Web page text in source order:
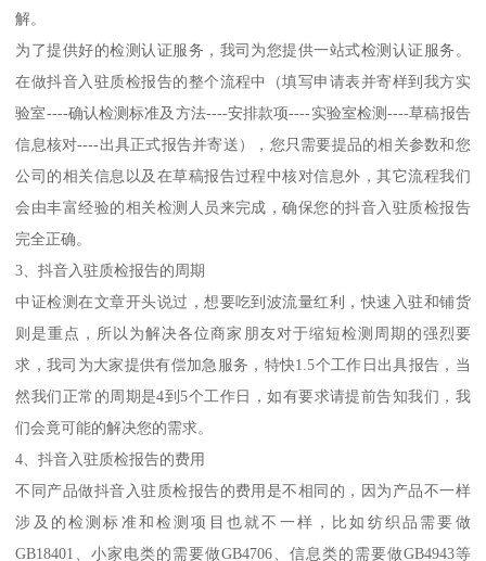
解。
为了提供好的检测认证服务，我司为您提供一站式检测认证服务。
在做抖音入驻质检报告的整个流程中（填写申请表并寄样到我方实
验室----确认检测标准及方法----安排款项----实验室检测----草稿报告
信息核对----出具正式报告并寄送），您只需要提品的相关参数和您
公司的相关信息以及在草稿报告过程中核对信息外，其它流程我们
会由丰富经验的相关检测人员来完成，确保您的抖音入驻质检报告
完全正确。
3、抖音入驻质检报告的周期
中证检测在文章开头说过，想要吃到波流量红利，快速入驻和铺货
则是重点，所以为解决各位商家朋友对于缩短检测周期的强烈要
求，我司为大家提供有偿加急服务，特快1.5个工作日出具报告，当
然我们正常的周期是4到5个工作日，如有要求请提前告知我们，我
们会竟可能的解决您的需求。
4、抖音入驻质检报告的费用
不同产品做抖音入驻质检报告的费用是不相同的，因为产品不一样
涉及的检测标准和检测项目也就不一样，比如纺织品需要做
GB18401、小家电类的需要做GB4706、信息类的需要做GB4943等